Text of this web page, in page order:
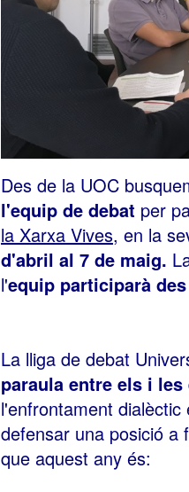
Des de la UOC
l'equip de debat per
la Xarxa Vives, en la
d'abril al 7 de maig.
l'equip participarà
La lliga de debat
paraula entre els i
l'enfrontament
defensar una posició a
que aquest any és: